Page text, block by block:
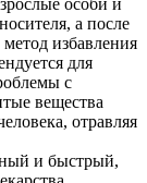
а после
избавления
для
с
вещества
отравляя
и быстрый,